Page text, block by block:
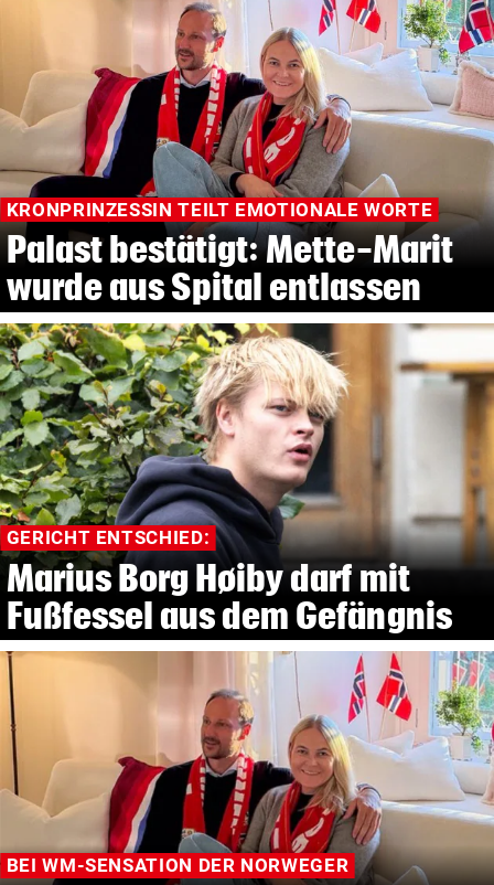
KRONPRINZESSIN TEILT EMOTIONALE WORTE
Palast bestätigt: Mette-Marit
wurde aus Spital entlassen
GERICHT ENTSCHIED:
Marius Borg Høiby darf mit
Fußfessel aus dem Gefängnis
BEI WM-SENSATION DER NORWEGER